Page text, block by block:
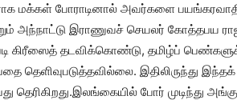
மக்கள் போராடினால் அவர்களை
அந்நாட்டு இராணுவச் செயலர் கோத்தபய
கிரீஸைத் தடவிக்கொண்டு, தமிழ்ப்
தெளிவுபடுத்தவில்லை. இதிலிருந்து
தெரிகிறது.இலங்கையில் போர் முடிந்து